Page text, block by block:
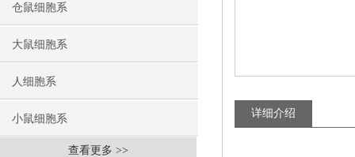
仓鼠细胞系
大鼠细胞系
人细胞系
小鼠细胞系
查看更多 >>
详细介绍